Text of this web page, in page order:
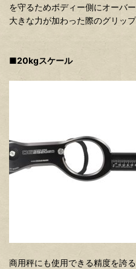
を守るためボディー側にオーバ
大きな力が加わった際のグリップ
■20kgスケール
商用秤にも使用できる精度を誇